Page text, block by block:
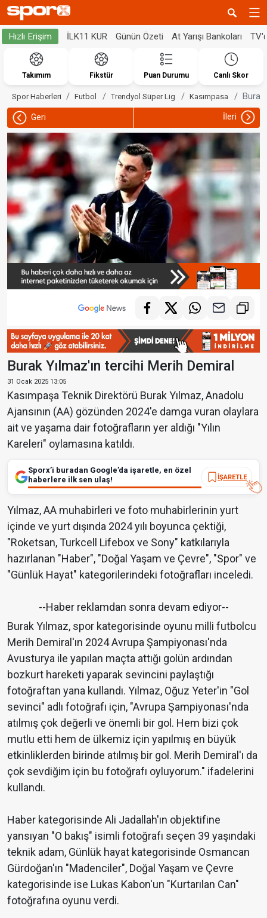
Hızlı Erişim İLK11 KUR Günün Özeti At Yarışı Bankoları
Takımım Fikstür Puan Durumu Canlı Skor
Spor Haberleri Futbol Trendyol Süper Lig Kasımpasa Burak
Geri İleri
Burak Yılmaz'ın tercihi Merih Demiral
31 Ocak 2025 13:05
Kasımpaşa Teknik Direktörü Burak Yılmaz, Anadolu
Ajansının (AA) gözünden 2024'e damga vuran olaylara
ait ve yaşama dair fotoğrafların yer aldığı "Yılın
Kareleri" oylamasına katıldı.
Sporx’i buradan Google’da işaretle, en özel
haberlere ilk sen ulaş!
İŞARETLE
Yılmaz, AA muhabirleri ve foto muhabirlerinin yurt
içinde ve yurt dışında 2024 yılı boyunca çektiği,
"Roketsan, Turkcell Lifebox ve Sony" katkılarıyla
hazırlanan "Haber", "Doğal Yaşam ve Çevre", "Spor" ve
"Günlük Hayat" kategorilerindeki fotoğrafları inceledi.
--Haber reklamdan sonra devam ediyor--
Burak Yılmaz, spor kategorisinde oyunu milli futbolcu
Merih Demiral'ın 2024 Avrupa Şampiyonası'nda
Avusturya ile yapılan maçta attığı golün ardından
bozkurt hareketi yaparak sevincini paylaştığı
fotoğraftan yana kullandı. Yılmaz, Oğuz Yeter'in "Gol
sevinci" adlı fotoğrafı için, "Avrupa Şampiyonası'nda
atılmış çok değerli ve önemli bir gol. Hem bizi çok
mutlu etti hem de ülkemiz için yapılmış en büyük
etkinliklerden birinde atılmış bir gol. Merih Demiral'ı da
çok sevdiğim için bu fotoğrafı oyluyorum." ifadelerini
kullandı.
Haber kategorisinde Ali Jadallah'ın objektifine
yansıyan "O bakış" isimli fotoğrafı seçen 39 yaşındaki
teknik adam, Günlük hayat kategorisinde Osmancan
Gürdoğan'ın "Madenciler", Doğal Yaşam ve Çevre
kategorisinde ise Lukas Kabon'un "Kurtarılan Can"
fotoğrafına oyunu verdi.